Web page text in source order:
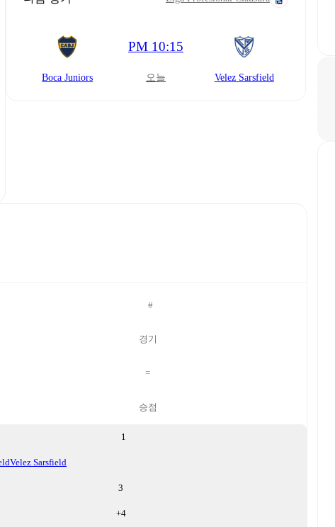
Boca Juniors
PM 10:15
오늘 Velez Sarsfield
#
경기
=
승점
1
Velez Sarsfield
3
+4